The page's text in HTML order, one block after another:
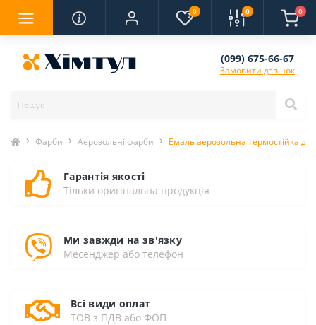
0 0 0
(099) 675-66-67
Замовити дзвінок
Фарби Аерозольні фарби Емаль аерозольна термостійка
Гарантія якості
Тільки оригінальна продукція
Ми завжди на зв'язку
Месенджер або телефон
Всі види оплат
ТОВ з ПДВ або ФОП